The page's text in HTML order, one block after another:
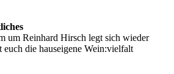
um Reinhard Hirsch legt sich wieder
die hauseigene Wein:vielfalt